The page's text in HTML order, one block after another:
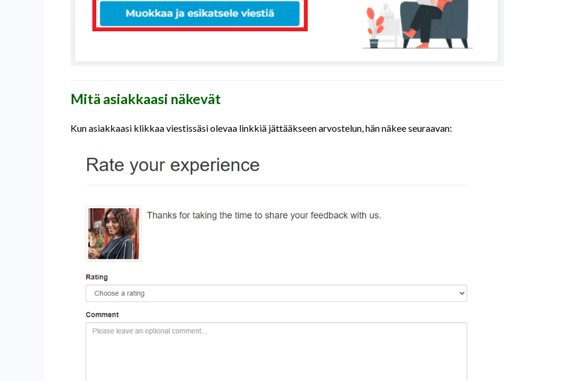
Mitä asiakkaasi näkevät
Kun asiakkaasi klikkaa viestissäsi olevaa linkkiä jättääkseen arvostelun, hän näkee seuraavan: